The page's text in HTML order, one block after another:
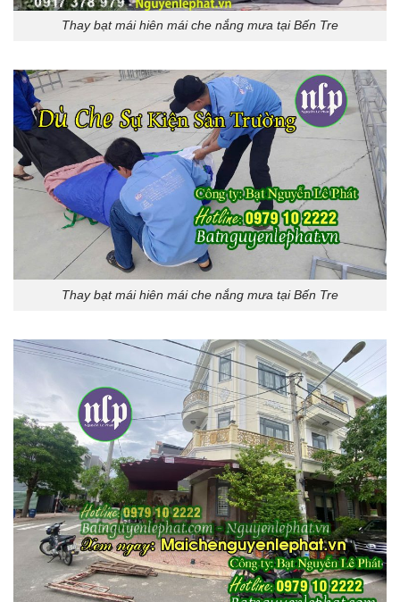
Thay bạt mái hiên mái che nắng mưa tại Bến Tre
Thay bạt mái hiên mái che nắng mưa tại Bến Tre